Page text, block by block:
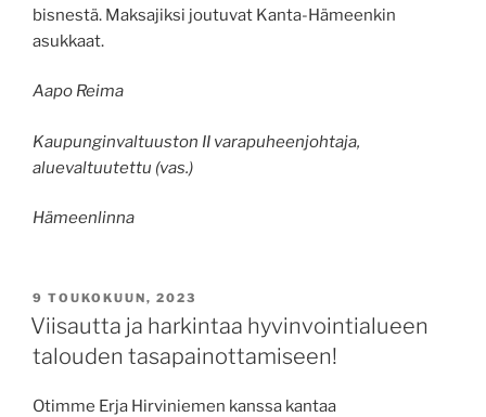
bisnestä. Maksajiksi joutuvat Kanta-Hämeenkin
asukkaat.
Aapo Reima
Kaupunginvaltuuston II varapuheenjohtaja,
aluevaltuutettu (vas.)
Hämeenlinna
JULKAISTU
9 TOUKOKUUN, 2023
Viisautta ja harkintaa hyvinvointialueen
talouden tasapainottamiseen!
Otimme Erja Hirviniemen kanssa kantaa